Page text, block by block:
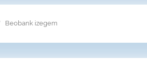
Beobank izegem